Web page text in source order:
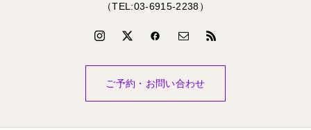
（TEL:03-6915-2238）
ご予約・お問い合わせ